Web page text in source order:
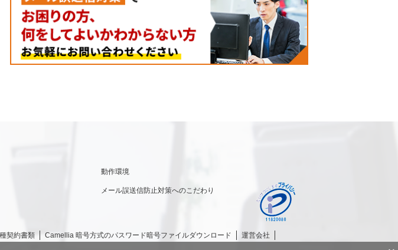
動作環境
メール誤送信防止対策へのこだわり
契約書類 Camellia 暗号方式のパスワード暗号ファイルダウンロード
運営会社